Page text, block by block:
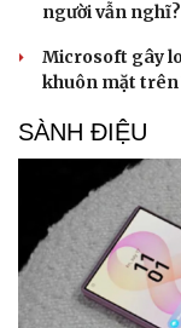
người vẫn nghĩ?
Microsoft gây
khuôn mặt trên
SÀNH ĐIỆU